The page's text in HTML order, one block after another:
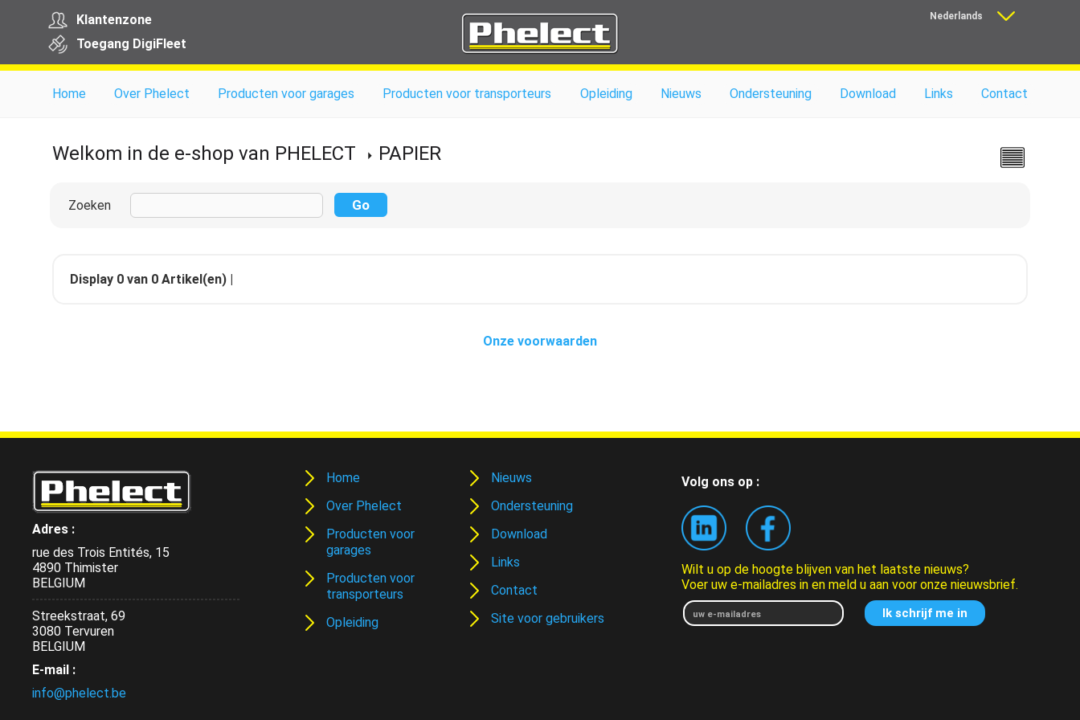
Klantenzone
Toegang DigiFleet
Nederlands
Home Over Phelect Producten voor garages Producten voor transporteurs Opleiding Nieuws Ondersteuning Download Links Contact
Welkom in de e-shop van PHELECT PAPIER
Zoeken
Display 0 van 0 Artikel(en) |
Onze voorwaarden
Adres :
rue des Trois Entités, 15
4890 Thimister
BELGIUM
Streekstraat, 69
3080 Tervuren
BELGIUM
E-mail :
info@phelect.be
Home
Over Phelect
Producten voor
garages
Producten voor
transporteurs
Opleiding
Nieuws
Ondersteuning
Download
Links
Contact
Site voor gebruikers
Volg ons op :
Wilt u op de hoogte blijven van het laatste nieuws?
Voer uw e-mailadres in en meld u aan voor onze nieuwsbrief.